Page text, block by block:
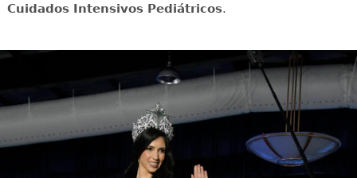
Cuidados Intensivos Pediátricos.